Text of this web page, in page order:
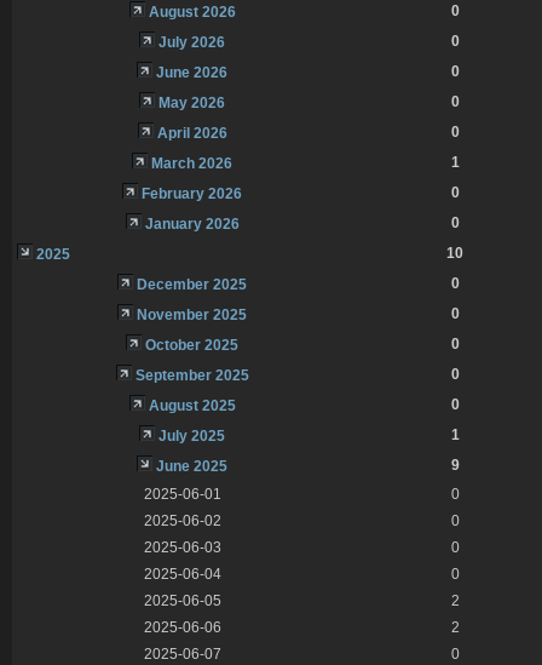
August 2026
0
July 2026
0
June 2026
0
May 2026
0
April 2026
0
March 2026
1
February 2026
0
January 2026
0
2025
10
December 2025
0
November 2025
0
October 2025
0
September 2025
0
August 2025
0
July 2025
1
June 2025
9
2025-06-01
0
2025-06-02
0
2025-06-03
0
2025-06-04
0
2025-06-05
2
2025-06-06
2
2025-06-07
0